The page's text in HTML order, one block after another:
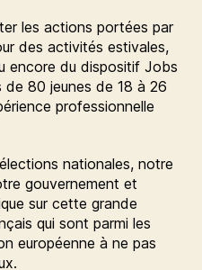
les actions portées par
des activités estivales,
encore du dispositif Jobs
de 80 jeunes de 18 à 26
professionnelle
nationales, notre
gouvernement et
sur cette grande
qui sont parmi les
européenne à ne pas